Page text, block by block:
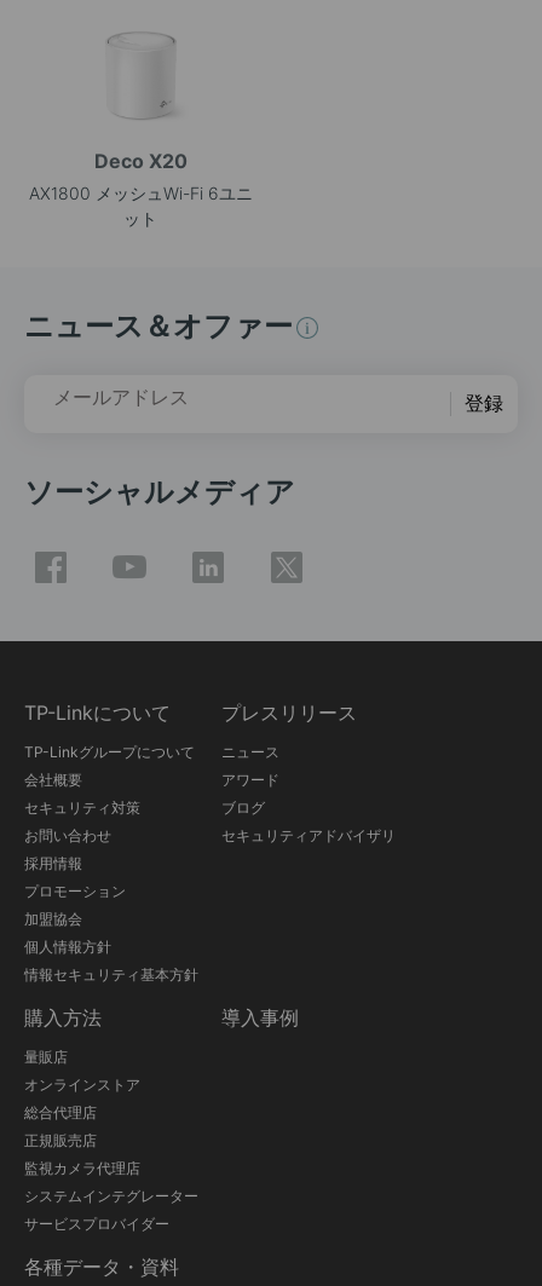
Deco X20
AX1800 メッシュWi-Fi 6ユニ
ット
ニュース＆オファー
メールアドレス 登録
ソーシャルメディア
TP-Linkについて
TP-Linkグループについて
会社概要
セキュリティ対策
お問い合わせ
採用情報
プロモーション
加盟協会
個人情報方針
情報セキュリティ基本方針
プレスリリース
ニュース
アワード
ブログ
セキュリティアドバイザリ
購入方法
量販店
オンラインストア
総合代理店
正規販売店
監視カメラ代理店
システムインテグレーター
サービスプロバイダー
導入事例
各種データ・資料